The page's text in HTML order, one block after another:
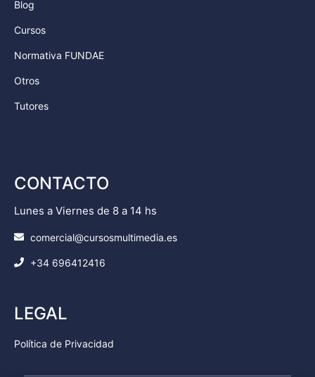
Blog
Cursos
Normativa FUNDAE
Otros
Tutores
CONTACTO
Lunes a Viernes de 8 a 14 hs
comercial@cursosmultimedia.es
+34 696412416
LEGAL
Política de Privacidad